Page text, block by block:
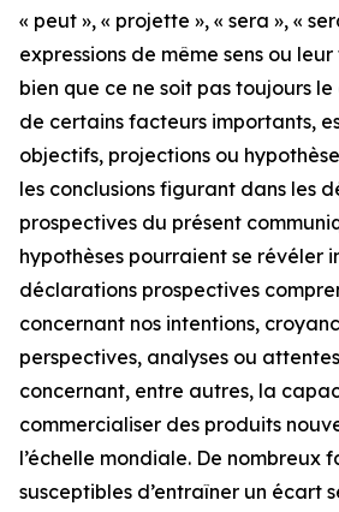
« peut », « projette », « sera », «
expressions de même sens ou
bien que ce ne soit pas toujours le
de certains facteurs importants,
objectifs, projections ou
les conclusions figurant dans les
prospectives du présent
hypothèses pourraient se révéler
déclarations prospectives
concernant nos intentions,
perspectives, analyses ou
concernant, entre autres, la
commercialiser des produits
l’échelle mondiale. De nombreux
susceptibles d’entraîner un écart